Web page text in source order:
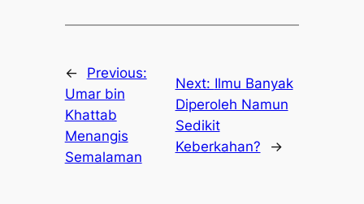
←
Previous:
Umar bin
Khattab
Menangis
Semalaman
Next: Ilmu Banyak
Diperoleh Namun
Sedikit
Keberkahan?
→